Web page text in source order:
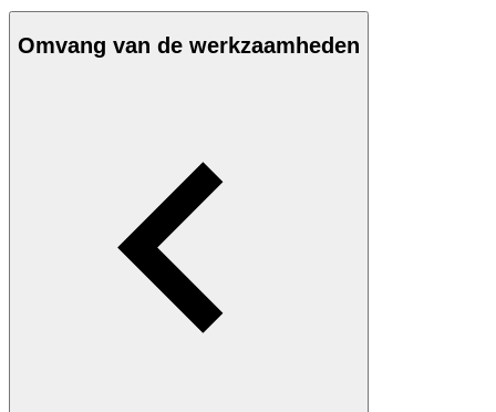
Omvang van de werkzaamheden